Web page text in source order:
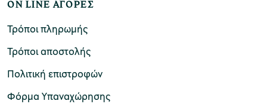
ON LINE ΑΓΟΡΕΣ
Τρόποι πληρωμής
Τρόποι αποστολής
Πολιτική επιστροφών
Φόρμα Υπαναχώρησης